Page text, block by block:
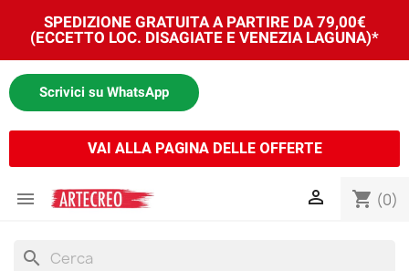
SPEDIZIONE GRATUITA A PARTIRE DA 79,00€
(ECCETTO LOC. DISAGIATE E VENEZIA LAGUNA)*
Scrivici su WhatsApp
VAI ALLA PAGINA DELLE OFFERTE
 shopping_cart (0)

search